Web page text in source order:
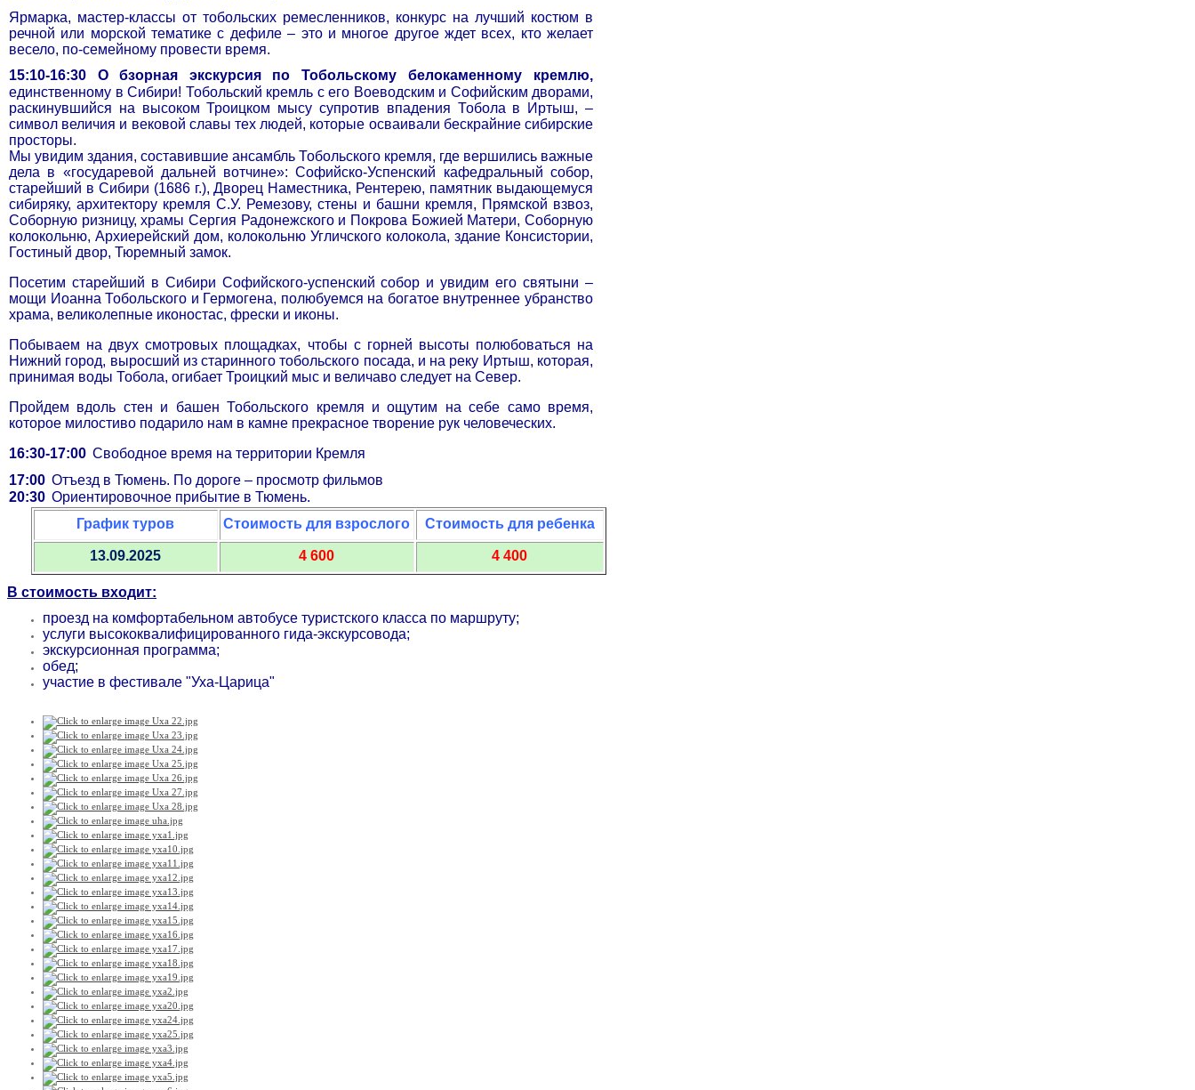
Ярмарка, мастер-классы от тобольских ремесленников, конкурс на лучший костюм в
речной или морской тематике с дефиле – это и многое другое ждет всех, кто желает
весело, по-семейному провести время.
15:10-16:30 О
бзорная экскурсия по Тобольскому белокаменному кремлю,
единственному в Сибири! Тобольский кремль с его Воеводским и Софийским дворами,
раскинувшийся на высоком Троицком мысу супротив впадения Тобола в Иртыш, –
символ величия и вековой славы тех людей, которые осваивали бескрайние сибирские
просторы.
Мы увидим здания, составившие ансамбль Тобольского кремля, где вершились важные
дела в «государевой дальней вотчине»: Софийско-Успенский кафедральный собор,
старейший в Сибири (1686 г.), Дворец Наместника, Рентерею, памятник выдающемуся
сибиряку, архитектору кремля С.У. Ремезову, стены и башни кремля, Прямской взвоз,
Соборную ризницу, храмы Сергия Радонежского и Покрова Божией Матери, Соборную
колокольню, Архиерейский дом, колокольню Угличского колокола, здание Консистории,
Гостиный двор, Тюремный замок.
Посетим старейший в Сибири Софийского-успенский собор и увидим его святыни –
мощи Иоанна Тобольского и Гермогена, полюбуемся на богатое внутреннее убранство
храма, великолепные иконостас, фрески и иконы.
Побываем на двух смотровых площадках, чтобы с горней высоты полюбоваться на
Нижний город, выросший из старинного тобольского посада, и на реку Иртыш, которая,
принимая воды Тобола, огибает Троицкий мыс и величаво следует на Север.
Пройдем вдоль стен и башен Тобольского кремля и ощутим на себе само время,
которое милостиво подарило нам в камне прекрасное творение рук человеческих.
16:30-17:00 Свободное время на территории Кремля
17:00 Отъезд в Тюмень. По дороге – просмотр фильмов
20:30 Ориентировочное прибытие в Тюмень.
График туров
Стоимость для взрослого Стоимость для ребенка
13.09.2025 4 600 4 400
В стоимость входит:
проезд на комфортабельном автобусе туристского класса по маршруту;
услуги высококвалифицированного гида-экскурсовода;
экскурсионная программа;
обед;
участие в фестивале "Уха-Царица"